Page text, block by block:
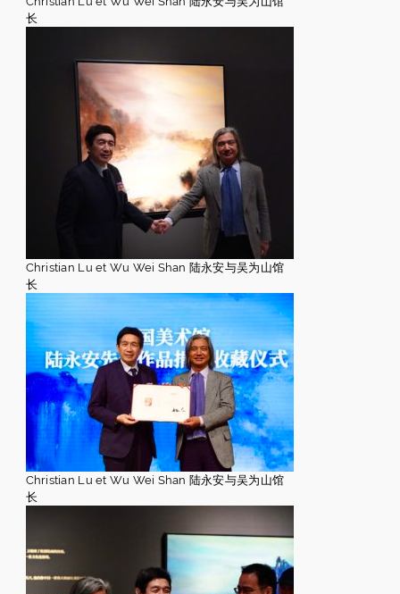
长
Christian Lu et Wu Wei Shan 陆永安与吴为山馆
长
Christian Lu et Wu Wei Shan 陆永安与吴为山馆
长